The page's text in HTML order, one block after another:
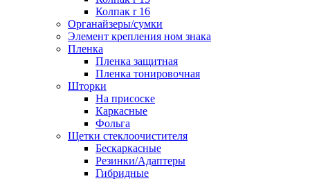
Колпак r 16
Органайзеры/сумки
Элемент крепления ном знака
Пленка
Пленка защитная
Пленка тонировочная
Шторки
На присоске
Каркасные
Фольга
Щетки стеклоочистителя
Бескаркасные
Резинки/Адаптеры
Гибридные